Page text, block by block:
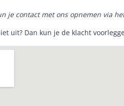
je contact met ons opnemen via
uit? Dan kun je de klacht